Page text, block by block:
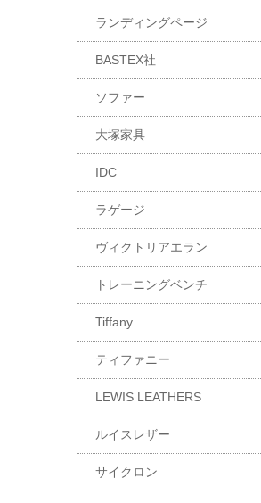
ランディングページ
BASTEX社
ソファー
大塚家具
IDC
ラゲージ
ヴィクトリアエラン
トレーニングベンチ
Tiffany
ティファニー
LEWIS LEATHERS
ルイスレザー
サイクロン